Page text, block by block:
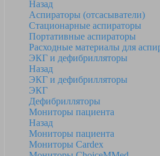
Назад
Аспираторы (отсасыватели)
Стационарные аспираторы
Портативные аспираторы
Расходные материалы для
ЭКГ и дефибрилляторы
Назад
ЭКГ и дефибрилляторы
ЭКГ
Дефибрилляторы
Мониторы пациента
Назад
Мониторы пациента
Мониторы Cardex